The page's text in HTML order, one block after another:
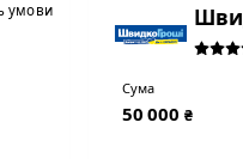
умови
Сума
50 000 ₴